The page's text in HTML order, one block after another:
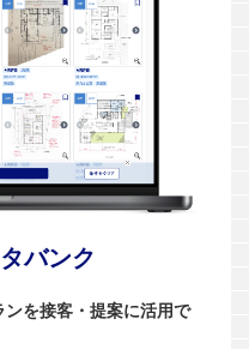
バンク
を接客・提案に活用で